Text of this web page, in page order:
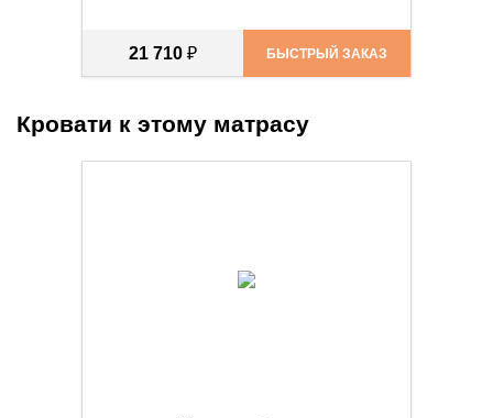
21 710 ₽ БЫСТРЫЙ ЗАКАЗ
Кровати к этому матрасу